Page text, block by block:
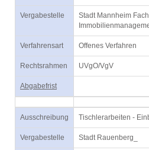
Vergabestelle
Stadt Mannheim
Verfahrensart Offenes Verfahren
Rechtsrahmen UVgO/VgV
Abgabefrist
Ausschreibung Tischlerarbeiten -
Vergabestelle Stadt Rauenberg_